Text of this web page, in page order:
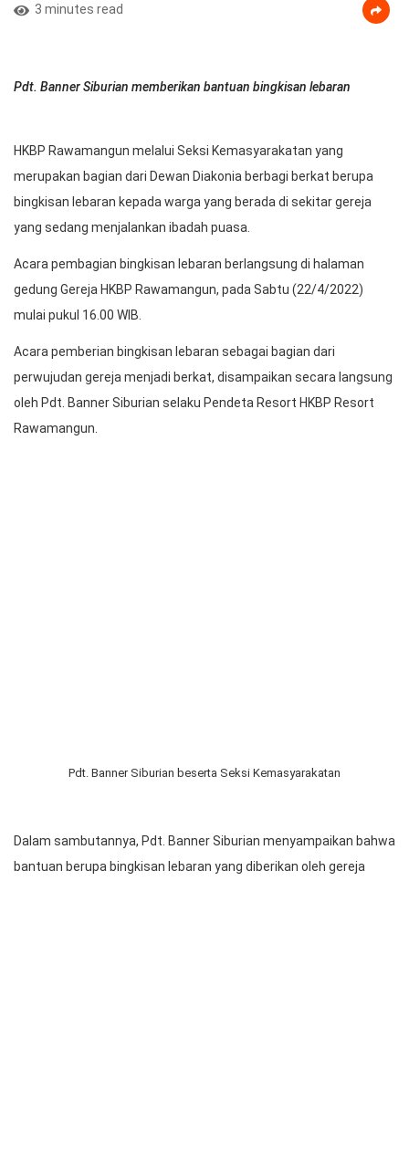
3 minutes read
Pdt. Banner Siburian memberikan bantuan bingkisan lebaran
HKBP Rawamangun melalui Seksi Kemasyarakatan yang
merupakan bagian dari Dewan Diakonia berbagi berkat berupa
bingkisan lebaran kepada warga yang berada di sekitar gereja